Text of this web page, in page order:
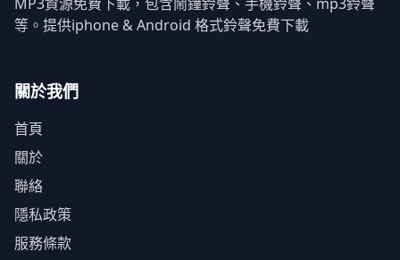
等。提供iphone & Android 格式鈴聲免費下載
關於我們
首頁
關於
聯絡
隱私政策
服務條款